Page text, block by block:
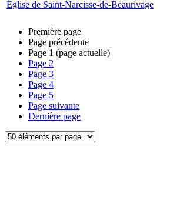
Église de Saint-Narcisse-de-Beaurivage
Première page
Page précédente
Page 1 (page actuelle)
Page 2
Page 3
Page 4
Page 5
Page suivante
Dernière page